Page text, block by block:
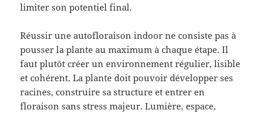
limiter son potentiel final.
Réussir une autofloraison indoor ne consiste pas à
pousser la plante au maximum à chaque étape. Il
faut plutôt créer un environnement régulier, lisible
et cohérent. La plante doit pouvoir développer ses
racines, construire sa structure et entrer en
floraison sans stress majeur. Lumière, espace,